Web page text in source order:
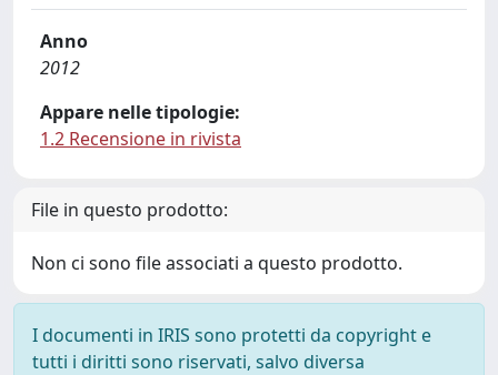
Anno
2012
Appare nelle tipologie:
1.2 Recensione in rivista
File in questo prodotto:
Non ci sono file associati a questo prodotto.
I documenti in IRIS sono protetti da copyright e
tutti i diritti sono riservati, salvo diversa